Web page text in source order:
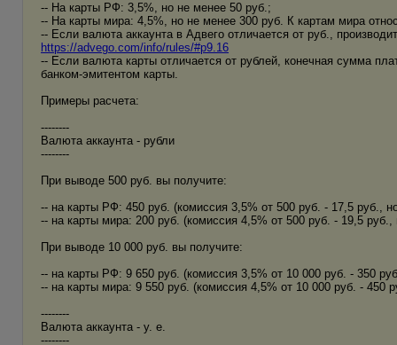
-- На карты РФ: 3,5%, но не менее 50 руб.;
-- На карты мира: 4,5%, но не менее 300 руб. К картам мира
-- Если валюта аккаунта в Адвего отличается от руб.,
https://advego.com/info/rules/#p9.16
-- Если валюта карты отличается от рублей, конечная сумма
банком-эмитентом карты.
Примеры расчета:
--------
Валюта аккаунта - рубли
--------
При выводе 500 руб. вы получите:
-- на карты РФ: 450 руб. (комиссия 3,5% от 500 руб. - 17,5 руб.,
-- на карты мира: 200 руб. (комиссия 4,5% от 500 руб. - 19,5
При выводе 10 000 руб. вы получите:
-- на карты РФ: 9 650 руб. (комиссия 3,5% от 10 000 руб. - 350
-- на карты мира: 9 550 руб. (комиссия 4,5% от 10 000 руб. - 450
--------
Валюта аккаунта - у. е.
--------